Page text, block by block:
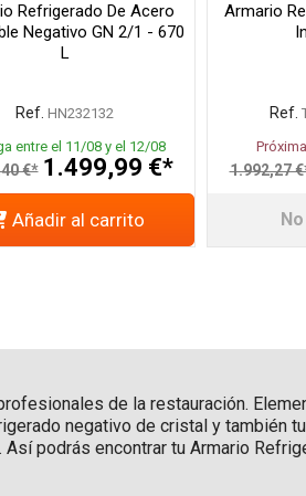
Refrigerado De Acero
Negativo GN 2/1 - 670
L
Ref. HN232132
entre el 11/08 y el 12/08
€* 1.499,99 €*
Añadir al carrito
Armario
Ref.
1.992,27
de la restauración.
negativo de cristal y también
podrás encontrar tu Armario